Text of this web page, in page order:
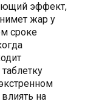
эффект,
жар у
сроке
на